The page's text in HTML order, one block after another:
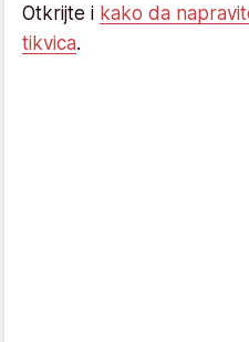
Otkrijte i kako da
tikvica.